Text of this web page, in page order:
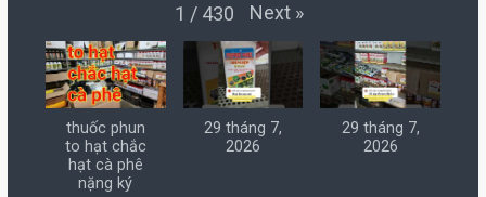
1 / 430 Next »
thuốc phun
to hạt chắc
hạt cà phê
nặng ký
29 tháng 7,
2026
29 tháng 7,
2026